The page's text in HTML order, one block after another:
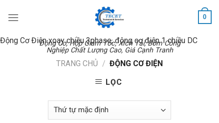
Động Cơ, Hộp Giảm Tốc, Xích Tải, Bơm Công
Nghiệp Chất Lượng Cao, Giá Cạnh Tranh
0
Động Cơ Điện xoay chiều 3phase, động cơ điện 1 chiều DC
TRANG CHỦ / ĐỘNG CƠ ĐIỆN
LỌC